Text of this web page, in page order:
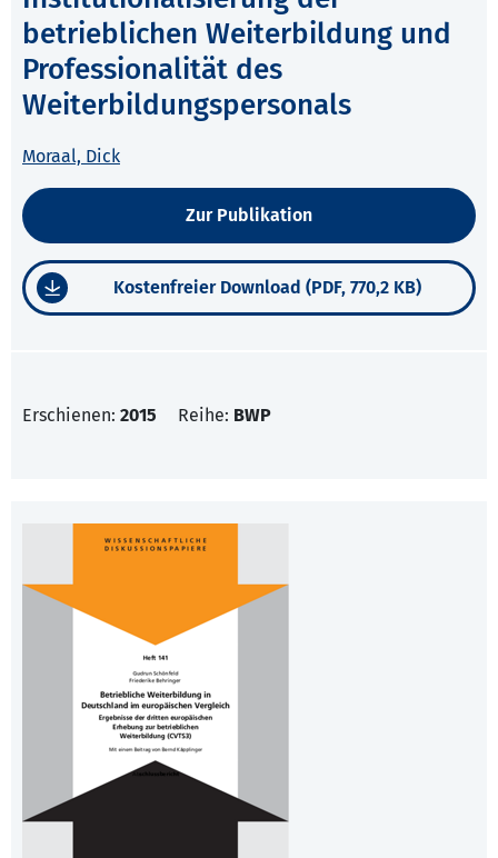
betrieblichen Weiterbildung und
Professionalität des
Weiterbildungspersonals
Moraal, Dick
Zur Publikation
Kostenfreier Download (PDF, 770,2 KB)
Erschienen: 2015 Reihe: BWP